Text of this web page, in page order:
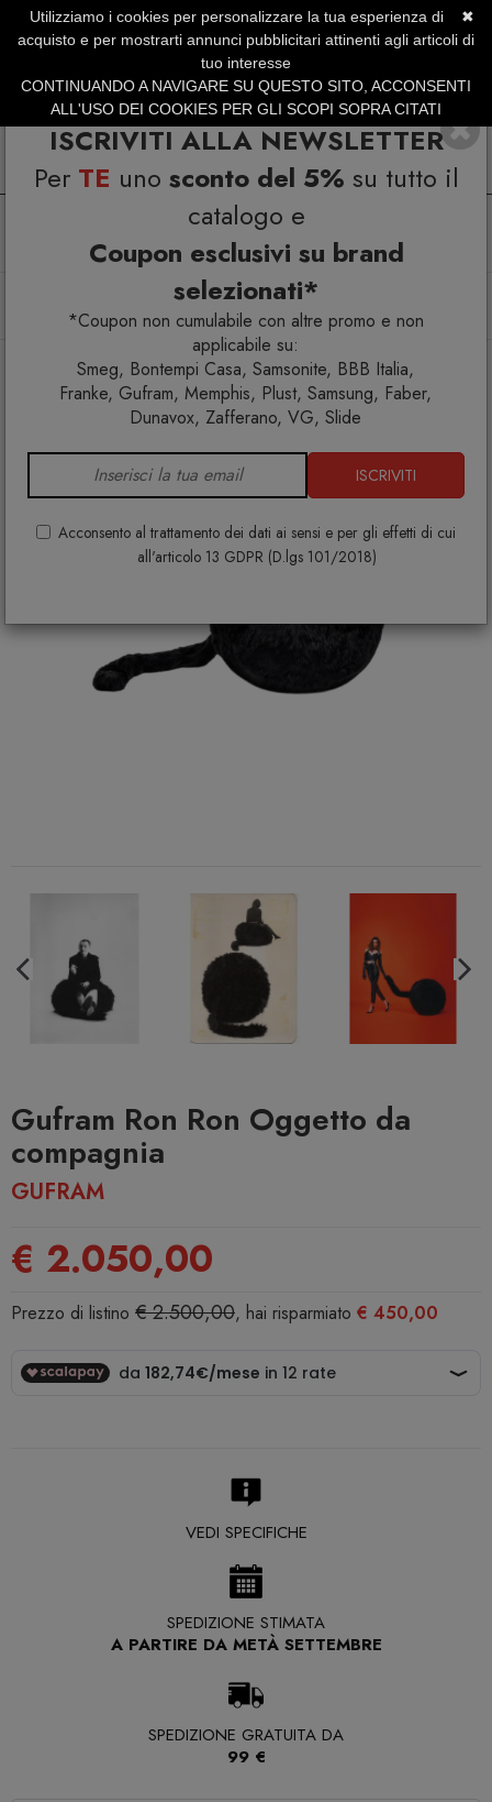
ISCRIVITI ALLA NEWSLETTER
Per TE uno sconto del 5% su tutto il
catalogo e
Coupon esclusivi su brand
selezionati*
*Coupon non cumulabile con altre promo e non
applicabile su:
Smeg, Bontempi Casa, Samsonite, BBB Italia,
Franke, Gufram, Memphis, Plust, Samsung, Faber,
Dunavox, Zafferano, VG, Slide
ISCRIVITI
Acconsento al trattamento dei dati ai sensi e per gli effetti di cui
all'articolo 13 GDPR (D.lgs 101/2018)
SERVIZIO CLIENTI +39.0773.470.562
SUMMER SALES | Fino al 31 Agosto
Arredo interno
Gufram Ron Ron Oggetto da compagnia
Gufram Ron Ron Oggetto da
compagnia
GUFRAM
€ 2.050,00
Prezzo di listino € 2.500,00, hai risparmiato € 450,00
VEDI SPECIFICHE
SPEDIZIONE STIMATA
A PARTIRE DA METÀ SETTEMBRE
SPEDIZIONE GRATUITA DA
99 €
✖
Utilizziamo i cookies per personalizzare la tua esperienza di
acquisto e per mostrarti annunci pubblicitari attinenti agli articoli di
tuo interesse
CONTINUANDO A NAVIGARE SU QUESTO SITO, ACCONSENTI
ALL'USO DEI COOKIES PER GLI SCOPI SOPRA CITATI